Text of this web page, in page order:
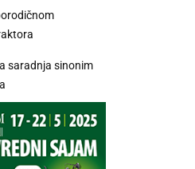
saradnja sinonim